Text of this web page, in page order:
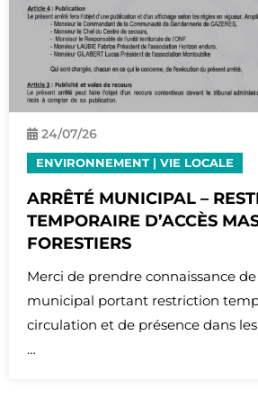
24/07/26
ENVIRONNEMENT | VIE LOCALE
ARRÊTÉ MUNICIPAL –
TEMPORAIRE D’ACCÈS
FORESTIERS
Merci de prendre connaissance
municipal portant restriction
circulation et de présence dans
…